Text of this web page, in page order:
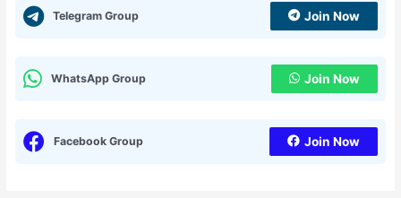
Telegram Group Join Now
WhatsApp Group Join Now
Facebook Group Join Now